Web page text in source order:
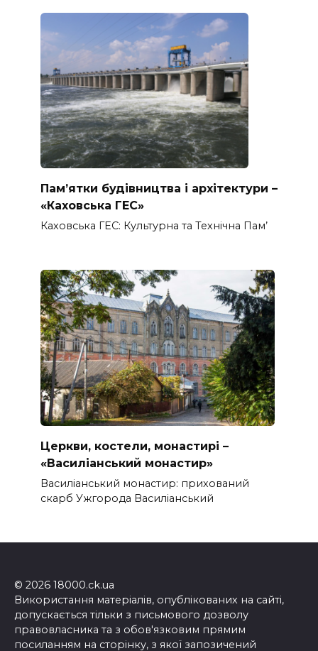
Пам’ятки будівництва і архітектури –
«Каховська ГЕС»
Каховська ГЕС: Культурна та Технічна Пам’
Церкви, костели, монастирі –
«Василіанський монастир»
Василіанський монастир: прихований
скарб Ужгорода Василіанський
© 2026 18000.ck.ua
Використання матеріалів, опублікованих на сайті,
допускається тільки з письмового дозволу
правовласника та з обов'язковим прямим
посиланням на сторінку, з якої запозичений